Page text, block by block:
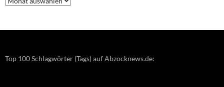
–
Top 100 Schlagwörter (Tags) auf Abzocknews.de: